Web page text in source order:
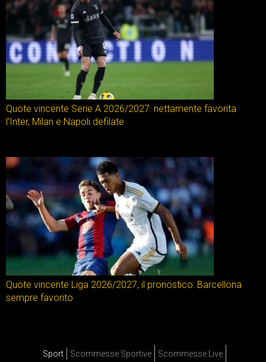
Quote vincente Serie A 2026/2027: nettamente favorita
l’Inter, Milan e Napoli defilate
Quote vincente Liga 2026/2027, il pronostico: Barcellona
sempre favorito
Sport Scommesse Sportive
Scommesse Live